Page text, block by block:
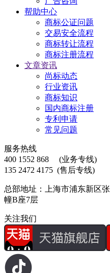
帮助中心
商标公证问题
交易安全流程
商标转让流程
商标注册流程
文章资讯
尚标动态
行业资讯
商标知识
国内商标注册
专利申请
常见问题
服务热线
400 1552 868
(业务专线)
135 2472 4175 (售后专线)
总部地址：上海市浦东新区
幢B座7层
关注我们